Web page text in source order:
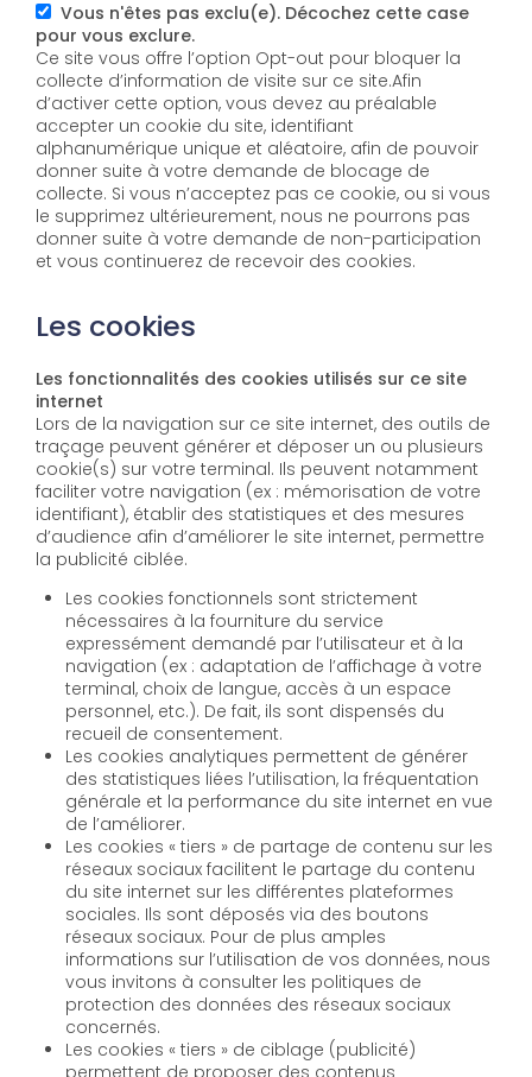
Vous n'êtes pas exclu(e). Décochez cette case
pour vous exclure.
Ce site vous offre l’option Opt-out pour bloquer la
collecte d’information de visite sur ce site.Afin
d’activer cette option, vous devez au préalable
accepter un cookie du site, identifiant
alphanumérique unique et aléatoire, afin de pouvoir
donner suite à votre demande de blocage de
collecte. Si vous n’acceptez pas ce cookie, ou si vous
le supprimez ultérieurement, nous ne pourrons pas
donner suite à votre demande de non-participation
et vous continuerez de recevoir des cookies.
Les cookies
Les fonctionnalités des cookies utilisés sur ce site
internet
Lors de la navigation sur ce site internet, des outils de
traçage peuvent générer et déposer un ou plusieurs
cookie(s) sur votre terminal. Ils peuvent notamment
faciliter votre navigation (ex : mémorisation de votre
identifiant), établir des statistiques et des mesures
d’audience afin d’améliorer le site internet, permettre
la publicité ciblée.
Les cookies fonctionnels sont strictement
nécessaires à la fourniture du service
expressément demandé par l’utilisateur et à la
navigation (ex : adaptation de l’affichage à votre
terminal, choix de langue, accès à un espace
personnel, etc.). De fait, ils sont dispensés du
recueil de consentement.
Les cookies analytiques permettent de générer
des statistiques liées l’utilisation, la fréquentation
générale et la performance du site internet en vue
de l’améliorer.
Les cookies « tiers » de partage de contenu sur les
réseaux sociaux facilitent le partage du contenu
du site internet sur les différentes plateformes
sociales. Ils sont déposés via des boutons
réseaux sociaux. Pour de plus amples
informations sur l’utilisation de vos données, nous
vous invitons à consulter les politiques de
protection des données des réseaux sociaux
concernés.
Les cookies « tiers » de ciblage (publicité)